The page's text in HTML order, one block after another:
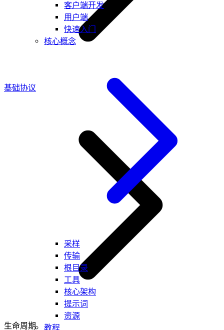
客户端开发
用户端
快速入门
核心概念
采样
传输
根目录
工具
核心架构
提示词
资源
教程
基础协议
生命周期